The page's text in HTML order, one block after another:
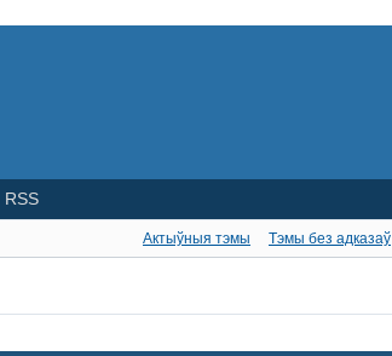
RSS
Актыўныя тэмы Тэмы без адказаў